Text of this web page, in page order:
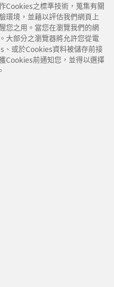
Cookies之標準技術，蒐集有關
環境，並藉以評估我們網頁上
您之用。當您在瀏覽我們的網
大部分之瀏覽器將允許您從電
、或於Cookies資料被儲存前接
Cookies前通知您，並得以選擇